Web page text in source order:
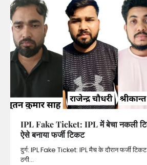
IPL Fake Ticket: IPL में बेचा नकली
ऐसे बनाया फर्जी टिकट
दुर्ग: IPL Fake Ticket: IPL मैच के दौरान फर्जी
ठगी…